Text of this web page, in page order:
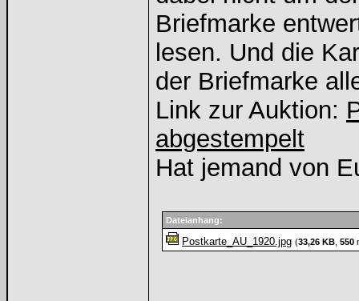
Briefmarke
lesen. Und die
der Briefmarke
Link zur Auktion:
abgestempelt
Hat jemand von
Dateianhang:
Postkarte_AU_1920.jpg (33,26 KB 550